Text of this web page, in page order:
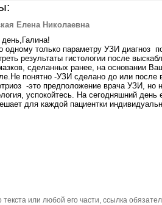
Елена Николаевна
одному только параметру УЗИ диагноз
результаты гистологии после
сделанных ранее, на основании
понятно -УЗИ сделано до или после
-это предположение врача УЗИ, но
успокойтесь. На сегодняшний
для каждой пациентки
или любой его части, ссылка